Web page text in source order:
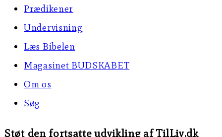
Prædikener
Undervisning
Læs Bibelen
Magasinet BUDSKABET
Om os
Søg
Støt den fortsatte udvikling af TilLiv.dk